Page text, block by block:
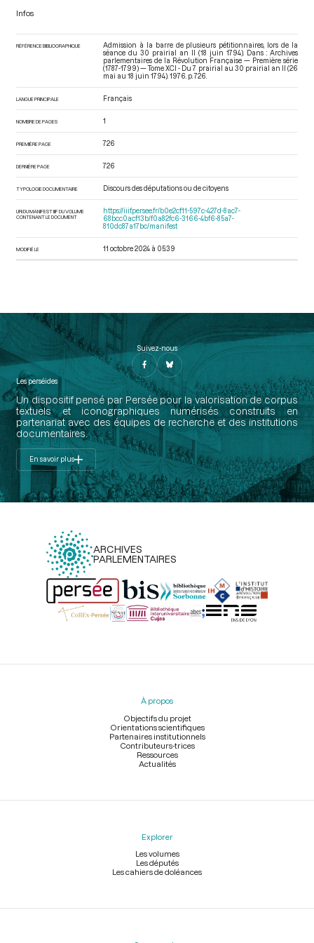
Infos
RÉFÉRENCE BIBLIOGRAPHIQUE
Admission à la barre de plusieurs pétitionnaires, lors de la
séance du 30 prairial an II (18 juin 1794). Dans : Archives
parlementaires de la Révolution Française — Première série
(1787-1799) — Tome XCI - Du 7 prairial au 30 prairial an II (26
mai au 18 juin 1794) . 1976. p. 726.
LANGUE PRINCIPALE Français
NOMBRE DE PAGES 1
PREMIÈRE PAGE 726
DERNIÈRE PAGE 726
TYPOLOGIE DOCUMENTAIRE Discours des députations ou de citoyens
URI DU MANIFEST IIIF DU VOLUME
CONTENANT LE DOCUMENT
https://iiif.persee.fr/b0e2cf11-597c-427d-8ac7-
68bcc0acf13b/f0a82fc6-3166-4bf6-85a7-
810dc87a17bc/manifest
MODIFIÉ LE 11 octobre 2024 à 05:39
Suivez-nous
Les perséides
Un dispositif pensé par Persée pour la valorisation de corpus
textuels et iconographiques numérisés construits en
partenariat avec des équipes de recherche et des institutions
documentaires.
En savoir plus
ARCHIVES
PARLEMENTAIRES
Menu
À propos
Objectifs du projet
Orientations scientifiques
Partenaires institutionnels
Contributeurs-trices
Ressources
Actualités
Explorer
Les volumes
Les députés
Les cahiers de doléances